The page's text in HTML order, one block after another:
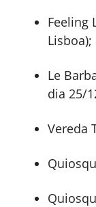
Feeling
Lisboa);
Le
dia 25/
Vereda